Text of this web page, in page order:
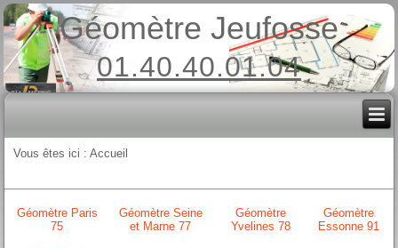
Géomètre Jeufosse
01.40.40.01.04
Vous êtes ici :Accueil
Géomètre Paris
75
Géomètre Seine
et Marne 77
Géomètre
Yvelines 78
Géomètre
Essonne 91